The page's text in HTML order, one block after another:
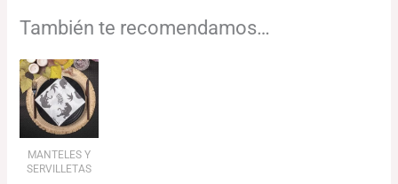
También te recomendamos…
MANTELES Y
SERVILLETAS